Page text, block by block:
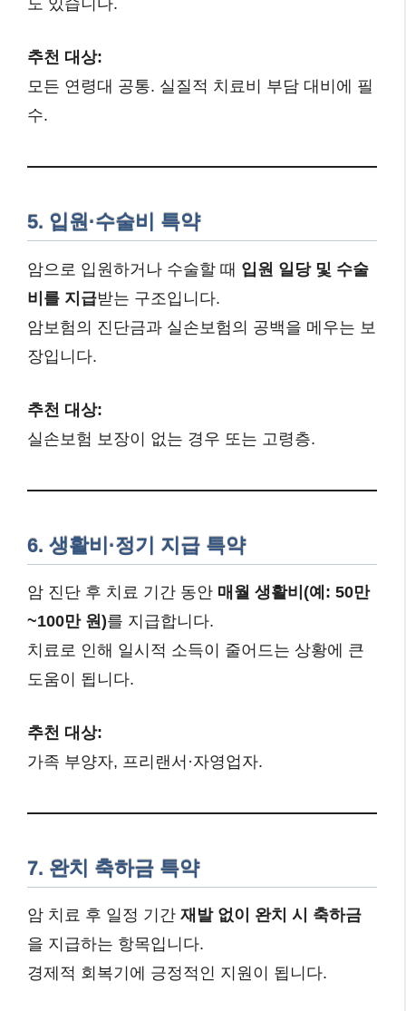
도 있습니다.
추천 대상:
모든 연령대 공통. 실질적 치료비 부담 대비에 필
수.
5. 입원·수술비 특약
암으로 입원하거나 수술할 때 입원 일당 및 수술
비를 지급받는 구조입니다.
암보험의 진단금과 실손보험의 공백을 메우는 보
장입니다.
추천 대상:
실손보험 보장이 없는 경우 또는 고령층.
6. 생활비·정기 지급 특약
암 진단 후 치료 기간 동안 매월 생활비(예: 50만
~100만 원)를 지급합니다.
치료로 인해 일시적 소득이 줄어드는 상황에 큰
도움이 됩니다.
추천 대상:
가족 부양자, 프리랜서·자영업자.
7. 완치 축하금 특약
암 치료 후 일정 기간 재발 없이 완치 시 축하금
을 지급하는 항목입니다.
경제적 회복기에 긍정적인 지원이 됩니다.